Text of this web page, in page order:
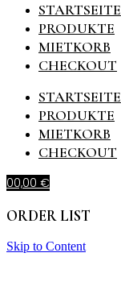
STARTSEITE
PRODUKTE
MIETKORB
CHECKOUT
STARTSEITE
PRODUKTE
MIETKORB
CHECKOUT
00,00 €
ORDER LIST
Skip to Content